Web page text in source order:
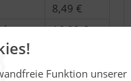
Funktion unserer
8,49 €
kg 16,08 €